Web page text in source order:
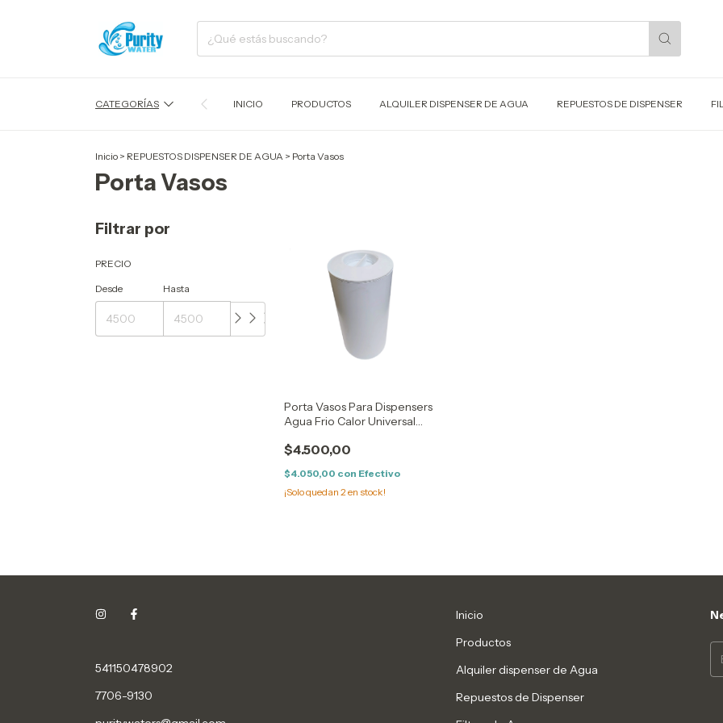
CATEGORÍAS INICIO PRODUCTOS ALQUILER DISPENSER DE AGUA REPUESTOS DE DISPENSER
Inicio > REPUESTOS DISPENSER DE AGUA > Porta Vasos
Porta Vasos
Filtrar por
PRECIO
Desde Hasta
Porta Vasos Para Dispensers
Agua Frio Calor Universal
$4.500,00
$4.050,00 con Efectivo
¡Solo quedan2 en stock!
541150478902
7706-9130
Inicio
Productos
Alquiler dispenser de Agua
Repuestos de Dispenser